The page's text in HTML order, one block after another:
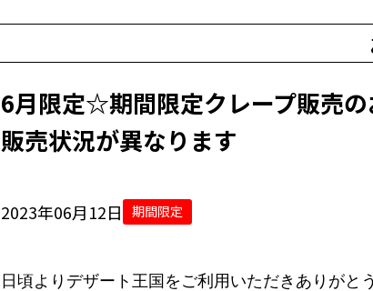
6月限定☆期間限定クレープ販売
販売状況が異なります
2023年06月12日 期間限定
日頃よりデザート王国をご利用いただきありがと